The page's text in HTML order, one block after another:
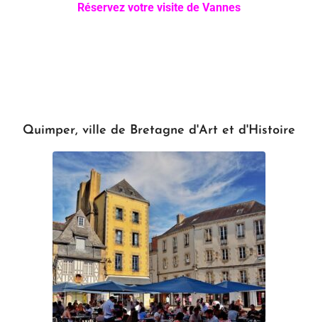
Réservez votre visite de Vannes
Quimper, ville de Bretagne d'Art et d'Histoire